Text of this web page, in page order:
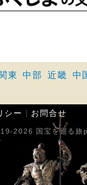
東 中部 近畿
中
シー お問合せ
2026 国宝を巡る旅